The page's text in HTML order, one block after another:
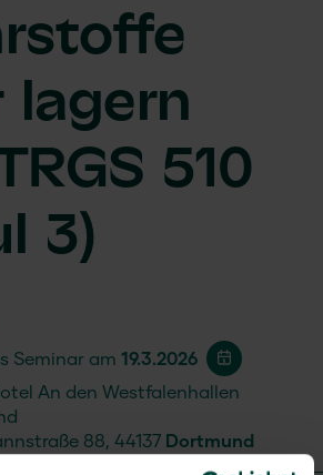
lagern
510
3)
Seminar am 19.3.2026
An den Westfalenhallen
88, 44137 Dortmund